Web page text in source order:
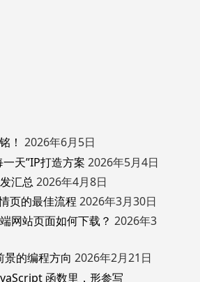
！ 2026年6月5日
天”IP打造方案 2026年5月4日
汇总 2026年4月8日
页的最佳流程 2026年3月30日
网站页面如何下载？ 2026年3
景的编程方向 2026年2月21日
函数里，形参写